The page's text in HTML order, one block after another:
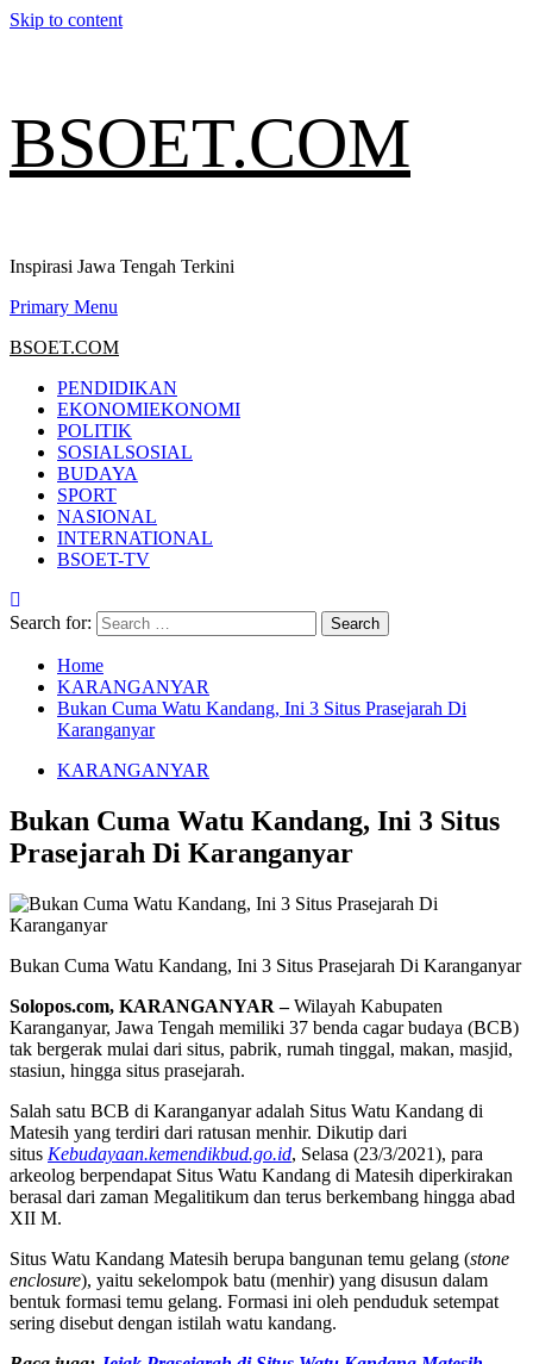
Skip to content
BSOET.COM
Inspirasi Jawa Tengah Terkini
Primary Menu
BSOET.COM
PENDIDIKAN
EKONOMIEKONOMI
POLITIK
SOSIALSOSIAL
BUDAYA
SPORT
NASIONAL
INTERNATIONAL
BSOET-TV
Search for:
Home
KARANGANYAR
Bukan Cuma Watu Kandang, Ini 3 Situs Prasejarah Di
Karanganyar
KARANGANYAR
Bukan Cuma Watu Kandang, Ini 3 Situs
Prasejarah Di Karanganyar
Bukan Cuma Watu Kandang, Ini 3 Situs Prasejarah Di Karanganyar
Solopos.com, KARANGANYAR –Wilayah Kabupaten
Karanganyar, Jawa Tengah memiliki 37 benda cagar budaya (BCB)
tak bergerak mulai dari situs, pabrik, rumah tinggal, makan, masjid,
stasiun, hingga situs prasejarah.
Salah satu BCB di Karanganyar adalah Situs Watu Kandang di
Matesih yang terdiri dari ratusan menhir. Dikutip dari
situs Kebudayaan.kemendikbud.go.id, Selasa (23/3/2021), para
arkeolog berpendapat Situs Watu Kandang di Matesih diperkirakan
berasal dari zaman Megalitikum dan terus berkembang hingga abad
XII M.
Situs Watu Kandang Matesih berupa bangunan temu gelang (stone
enclosure), yaitu sekelompok batu (menhir) yang disusun dalam
bentuk formasi temu gelang. Formasi ini oleh penduduk setempat
sering disebut dengan istilah watu kandang.